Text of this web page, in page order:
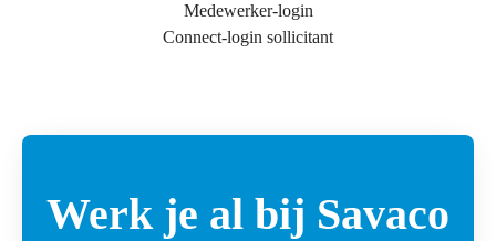
Medewerker-login
Connect-login sollicitant
Werk je al bij Savaco